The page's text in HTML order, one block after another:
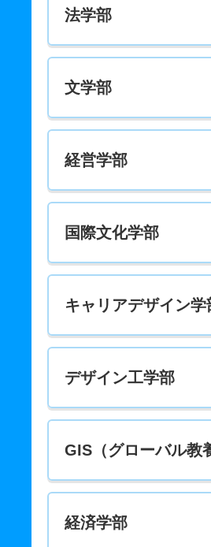
法学部
文学部
経営学部
国際文化学部
キャリアデザイン学
デザイン工学部
GIS（グローバル教
経済学部